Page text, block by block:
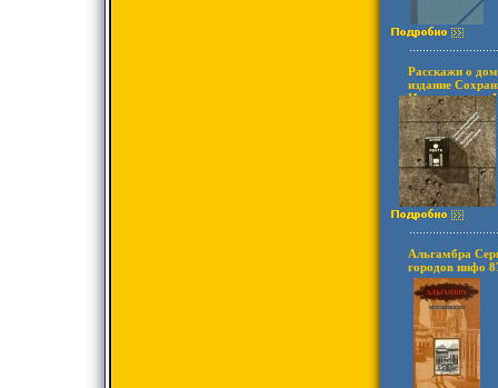
Расскажи о
издание
Издательство:
Твердый
экз Формат:
Альгамбра
городов инфо